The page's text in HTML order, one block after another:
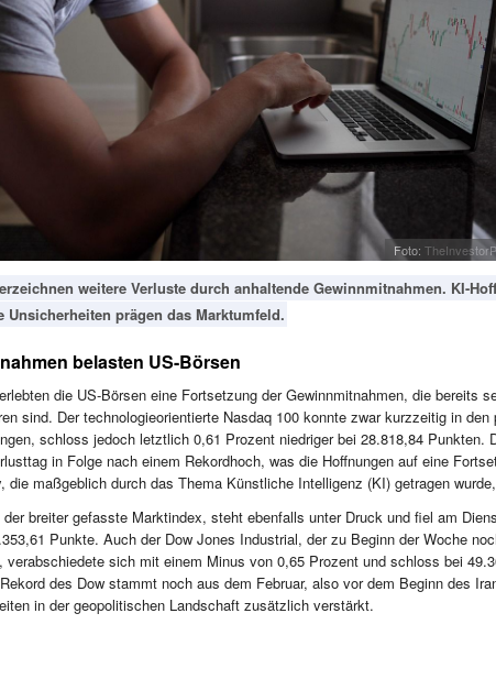
Foto:
weitere Verluste durch anhaltende Gewinnmitnahmen. KI-
Unsicherheiten prägen das Marktumfeld.
belasten US-Börsen
die US-Börsen eine Fortsetzung der Gewinnmitnahmen, die bereits
sind. Der technologieorientierte Nasdaq 100 konnte zwar kurzzeitig in den
schloss jedoch letztlich 0,61 Prozent niedriger bei 28.818,84 Punkten.
in Folge nach einem Rekordhoch, was die Hoffnungen auf eine
die maßgeblich durch das Thema Künstliche Intelligenz (KI) getragen
breiter gefasste Marktindex, steht ebenfalls unter Druck und fiel am
Punkte. Auch der Dow Jones Industrial, der zu Beginn der Woche
verabschiedete sich mit einem Minus von 0,65 Prozent und schloss bei
des Dow stammt noch aus dem Februar, also vor dem Beginn des
in der geopolitischen Landschaft zusätzlich verstärkt.